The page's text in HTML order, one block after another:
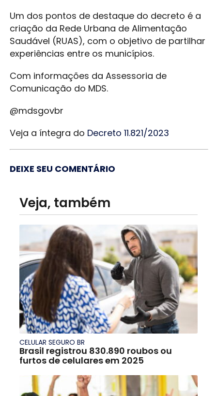
Um dos pontos de destaque do decreto é a
criação da Rede Urbana de Alimentação
Saudável (RUAS), com o objetivo de partilhar
experiências entre os municípios.
Com informações da Assessoria de
Comunicação do MDS.
@mdsgovbr
Veja a íntegra do Decreto 11.821/2023
DEIXE SEU COMENTÁRIO
Veja, também
CELULAR SEGURO BR
Brasil registrou 830.890 roubos ou
furtos de celulares em 2025